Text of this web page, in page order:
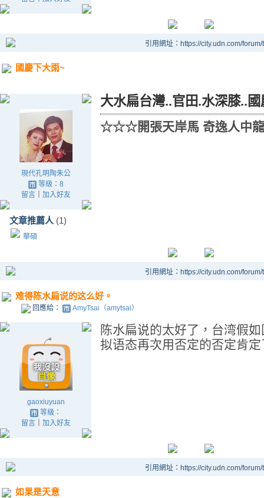
引用網址：https://city.udn.com/
國慶下大雨~
現代孔明陶朱公
等級：8
留言｜ 加入好友
文章推薦人 (1)
華碩
大水扁台灣..官田.水深膝..
☆☆☆開張天岸馬 奇逸人
引用網址：https://city.udn.com/
难得陈水扁说的这么好。
回應給： AmyTsai（amytsai）
gaoxiuyuan
等級：
留言｜ 加入好友
陈水扁说的太好了，台湾假
拟语态再次用否定的否定肯
引用網址：https://city.udn.com/
如果是天意